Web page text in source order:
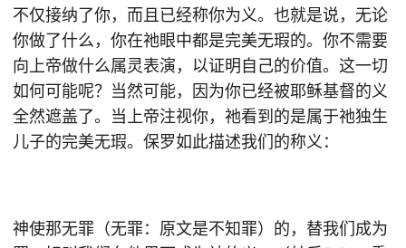
不仅接纳了你，而且已经称你为义。也就是说，无论
你做了什么，你在祂眼中都是完美无瑕的。你不需要
向上帝做什么属灵表演，以证明自己的价值。这一切
如何可能呢？当然可能，因为你已经被耶稣基督的义
全然遮盖了。当上帝注视你，祂看到的是属于祂独生
儿子的完美无瑕。保罗如此描述我们的称义：
神使那无罪（无罪：原文是不知罪）的，替我们成为